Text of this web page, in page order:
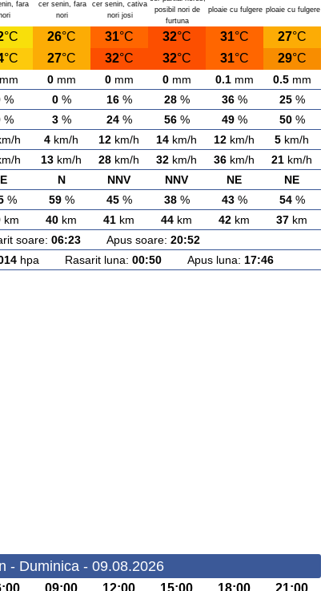
fara
cer senin, fara
nori
cer senin, cativa
nori josi
posibil nori de
furtuna
ploaie cu fulgere ploaie cu fulgere
°C 26°C 31°C 32°C 31°C 27°C
°C 27°C 32°C 32°C 31°C 29°C
0mm 0mm 0mm 0.1mm 0.5mm
% 0% 16% 28% 36% 25%
% 3% 24% 56% 49% 50%
h 4 km/h 12 km/h 14 km/h 12 km/h 5 km/h
h 13 km/h 28 km/h 32 km/h 36 km/h 21 km/h
E N NNV NNV NE NE
% 59% 45% 38% 43% 54%
km 40 km 41 km 44 km 42 km 37 km
soare: 06:23 Apus soare: 20:52
hpa Rasarit luna: 00:50 Apus luna: 17:46
- Duminica - 09.08.2026
09:00 12:00 15:00 18:00 21:00